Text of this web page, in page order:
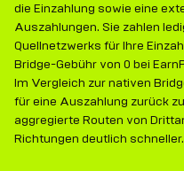
die Einzahlung sowie eine
Auszahlungen. Sie zahlen
Quellnetzwerks für Ihre
Bridge-Gebühr von 0 bei
Im Vergleich zur nativen
für eine Auszahlung zurück
aggregierte Routen von
Richtungen deutlich schneller.